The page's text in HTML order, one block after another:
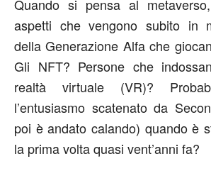
Quando si pensa al
aspetti che vengono subito in
della Generazione Alfa che
Gli NFT? Persone che
realtà virtuale (VR)?
l’entusiasmo scatenato da
poi è andato calando) quando è
la prima volta quasi vent’anni fa?